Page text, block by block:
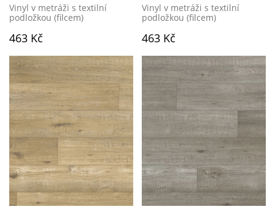
Vinyl v metráži s textilní
podložkou (filcem)
463 Kč
Vinyl v metráži s textilní
podložkou (filcem)
463 Kč